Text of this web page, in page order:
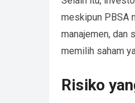
meskipun PBSA
manajemen, dan
memilih saham
Risiko